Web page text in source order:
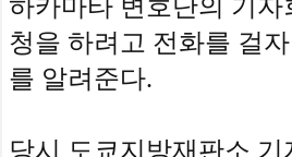
하카마타 변호단의 기
청을 하려고 전화를 걸
를 알려준다.
당시 도쿄지방재판소